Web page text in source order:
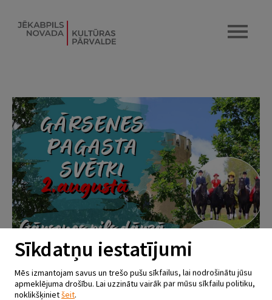
Sīkdatņu iestatījumi
Mēs izmantojam savus un trešo pušu sīkfailus, lai nodrošinātu jūsu
apmeklējuma drošību. Lai uzzinātu vairāk par mūsu sīkfailu politiku,
noklikšķinietšeit.